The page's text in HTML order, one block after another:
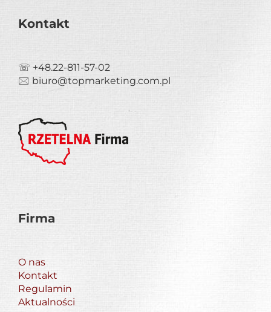
Kontakt
☏ +48.22-811-57-02
🖂 biuro@topmarketing.com.pl
Firma
O nas
Kontakt
Regulamin
Aktualności